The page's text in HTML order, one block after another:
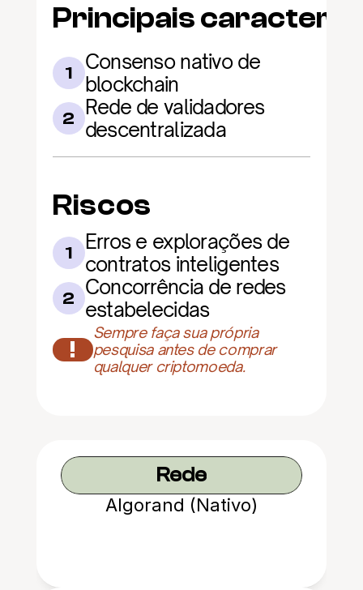
Principais
1
Consenso nativo de
blockchain
2 Rede de validadores
descentralizada
Riscos
1
Erros e explorações de
contratos inteligentes
2 Concorrência de redes
estabelecidas
!
Sempre faça sua própria
pesquisa antes de comprar
qualquer criptomoeda.
Rede
Algorand (Nativo)